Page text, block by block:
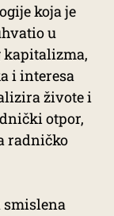
koja je
u
kapitalizma,
i interesa
živote i
otpor,
radničko
smislena